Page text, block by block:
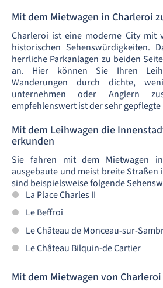
Mit dem Mietwagen in Charleroi
Charleroi ist eine moderne City mit
historischen Sehenswürdigkeiten.
herrliche Parkanlagen zu beiden
an. Hier können Sie Ihren
Wanderungen durch dichte,
unternehmen oder Anglern
empfehlenswert ist der sehr gepflegte
Mit dem Leihwagen die
erkunden
Sie fahren mit dem Mietwagen
ausgebaute und meist breite Straßen
sind beispielsweise folgende
La Place Charles II
Le Beffroi
Le Château de Monceau-sur-
Le Château Bilquin-de Cartier
Mit dem Mietwagen von